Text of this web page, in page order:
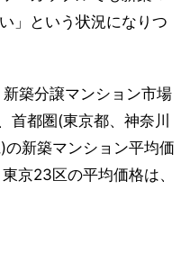
」という状況になりつ
築分譲マンション市場
首都圏(東京都、神奈川
新築マンション平均価
京23区の平均価格は、